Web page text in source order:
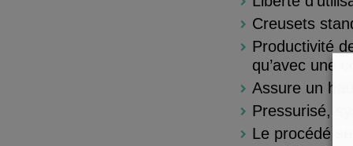
Creusets
Productivité
qu’avec une
Assure un
Pressurisé,
Le procédé